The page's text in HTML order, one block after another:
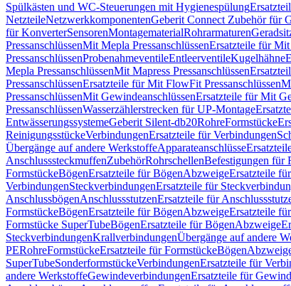
Spülkästen und WC-Steuerungen mit Hygienespülung
NetzteileNetzwerkkomponentenGeberit Connect Zubehör für
für KonverterSensorenMontagematerialRohrarmaturen
PressanschlüssenMit Mepla PressanschlüssenErsatzteile für Mit
PressanschlüssenProbenahmeventileEntleerventileKugelhähne
Mepla PressanschlüssenMit Mapress Pressanschlüssen
PressanschlüssenErsatzteile für Mit FlowFit Pressanschlüssen
PressanschlüssenMit GewindeanschlüssenErsatzteile für Mit
PressanschlüssenWasserzählerstrecken für UP-Montage
EntwässerungssystemeGeberit Silent-db20RohreFormstücke
ReinigungsstückeVerbindungenErsatzteile für Verbindungen
Übergänge auf andere WerkstoffeApparateanschlüsse
AnschlusssteckmuffenZubehörRohrschellenBefestigungen für
FormstückeBögenErsatzteile für BögenAbzweigeErsatzteile
VerbindungenSteckverbindungenErsatzteile für
AnschlussbögenAnschlussstutzenErsatzteile für
FormstückeBögenErsatzteile für BögenAbzweigeErsatzteile
Formstücke SuperTubeBögenErsatzteile für BögenAbzweige
SteckverbindungenKrallverbindungenÜbergänge auf andere
PERohreFormstückeErsatzteile für FormstückeBögen
SuperTubeSonderformstückeVerbindungenErsatzteile für
andere WerkstoffeGewindeverbindungenErsatzteile für